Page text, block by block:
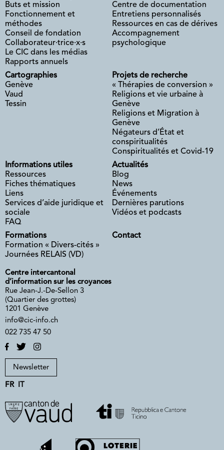
Buts et mission
Fonctionnement et
méthodes
Conseil de fondation
Collaborateur·trice·x·s
Le CIC dans les médias
Rapports annuels
Centre de documentation
Entretiens personnalisés
Ressources en cas de dérives
Accompagnement
psychologique
Cartographies
Genève
Vaud
Tessin
Projets de recherche
« Thérapies de conversion »
Religions et vie urbaine à
Genève
Religions et Migration à
Genève
Négateurs d’État et
conspiritualités
Conspiritualités et Covid-19
Informations utiles
Ressources
Fiches thématiques
Liens
Services d’aide juridique et
sociale
FAQ
Actualités
Blog
News
Événements
Dernières parutions
Vidéos et podcasts
Formations
Formation « Divers-cités »
Journées RELAIS (VD)
Contact
Centre intercantonal
d’information sur les croyances
Rue Jean-J.-De-Sellon 3
(Quartier des grottes)
1201 Genève
info@cic-info.ch
022 735 47 50
Newsletter
FR IT